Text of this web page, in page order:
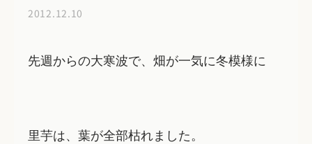
2012.12.10
先週からの大寒波で、畑が一気に冬模様に
里芋は、葉が全部枯れました。